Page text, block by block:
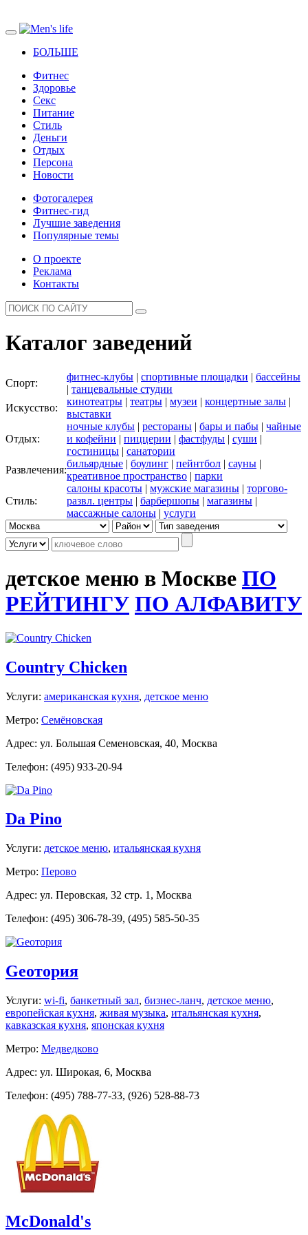
БОЛЬШЕ
Фитнес
Здоровье
Секс
Питание
Стиль
Деньги
Отдых
Персона
Новости
Фотогалерея
Фитнес-гид
Лучшие заведения
Популярные темы
О проекте
Реклама
Контакты
Каталог заведений
Спорт:
фитнес-клубы | спортивные площадки | бассейны
| танцевальные студии
Искусство:
кинотеатры | театры | музеи | концертные залы |
выставки
Отдых:
ночные клубы | рестораны | бары и пабы | чайные
и кофейни | пиццерии | фастфуды | суши |
гостиницы | санатории
Развлечения:
бильярдные | боулинг | пейнтбол | сауны |
креативное пространство | парки
Стиль:
салоны красоты | мужские магазины | торгово-
развл. центры | барбершопы | магазины |
массажные салоны | услуги
детское меню в Москве ПО
РЕЙТИНГУ ПО АЛФАВИТУ
Country Chicken
Услуги: американская кухня, детское меню
Метро: Семёновская
Адрес: ул. Большая Семеновская, 40, Москва
Телефон: (495) 933-20-94
Da Pino
Услуги: детское меню, итальянская кухня
Метро: Перово
Адрес: ул. Перовская, 32 стр. 1, Москва
Телефон: (495) 306-78-39, (495) 585-50-35
Geoтория
Услуги: wi-fi, банкетный зал, бизнес-ланч, детское меню,
европейская кухня, живая музыка, итальянская кухня,
кавказская кухня, японская кухня
Метро: Медведково
Адрес: ул. Широкая, 6, Москва
Телефон: (495) 788-77-33, (926) 528-88-73
McDonald's